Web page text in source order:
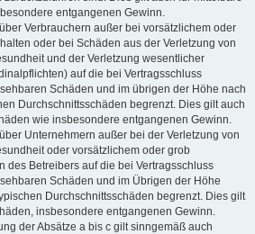
entgangenen Gewinn.
Verbrauchern außer bei vorsätzlichem oder
oder bei Schäden aus der Verletzung von
und der Verletzung wesentlicher
auf die bei Vertragsschluss
Schäden und im übrigen der Höhe nach
Durchschnittsschäden begrenzt. Dies gilt auch
wie insbesondere entgangenen Gewinn.
Unternehmern außer bei der Verletzung von
oder vorsätzlichem oder grob
des Betreibers auf die bei Vertragsschluss
Schäden und im Übrigen der Höhe
Durchschnittsschäden begrenzt. Dies gilt
insbesondere entgangenen Gewinn.
der Absätze a bis c gilt sinngemäß auch